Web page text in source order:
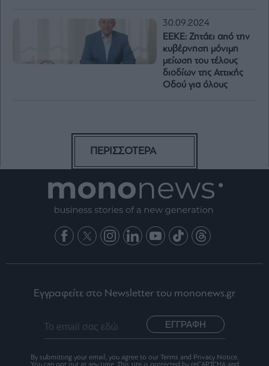
30.09.2024
ΕΕΚΕ: Ζητάει από την
κυβέρνηση μόνιμη
μείωση του τέλους
διοδίων της Αττικής
Οδού για όλους
ΠΕΡΙΣΣΟΤΕΡΑ
Εγγραφείτε στο Newsletter του mononews.gr
ΕΓΓΡΑΦΗ
By submitting your email, you agree to our Terms and Privacy Notice.